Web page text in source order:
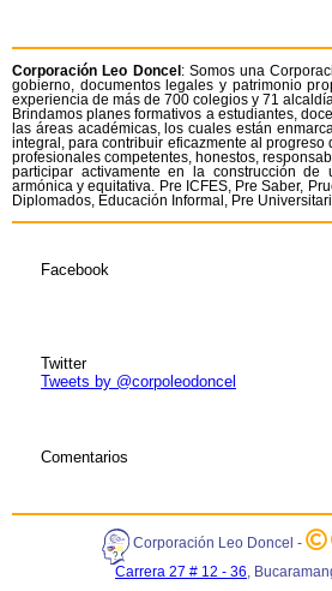
Corporación Leo Doncel : Somos una
gobierno, documentos legales y patrimonio
experiencia de más de 700 colegios y 71
Brindamos planes formativos a estudiantes,
las áreas académicas, los cuales están
integral, para contribuir eficazmente al progreso
profesionales competentes, honestos,
participar activamente en la construcción de
armónica y equitativa. Pre ICFES, Pre Saber,
Diplomados, Educación Informal, Pre
Facebook
Twitter
Tweets by @corpoleodoncel
Comentarios
Corporación Leo Doncel -
Carrera 27 # 12 - 36 ,